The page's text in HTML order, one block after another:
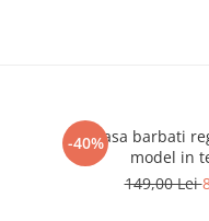
-40%
Camasa barbati
model in
149,00 Lei